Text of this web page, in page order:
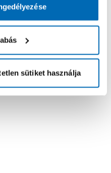
sütiket használja